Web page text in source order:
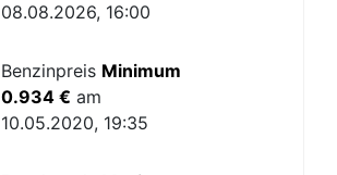
08.08.2026, 16:00
Benzinpreis Minimum
0.934 € am
10.05.2020, 19:35